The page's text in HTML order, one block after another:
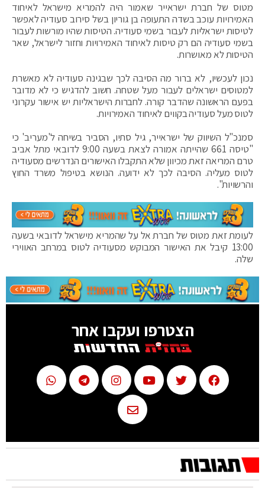
מטוס של חברת ישראייר שאמור היה להמריא מישראל לאיחוד
האמירויות עוכב בשדה התעופה בן גוריון בשל סירוב סעודיה לאפשר
לטיסות ישראליות לעבור בשמי סעודיה. הטיסות שהיו מורשות לעבור
בשמי סעודיה הם רק טיסות לאיחוד האמירויות וחזור לישראל, שאר
הטיסות לא מאושרות.
נכון לעכשיו, לא ברור מה הסיבה לכך שבגינה סעודיה לא מאשרת
למטוסים ישראלים לעבור מעל שטחה. חשוב להדגיש כי לא מדובר
בפעם הראשונה שהדבר קורה. לחברות הישראליות יש אישור עקרוני
לטוס מעל סעודיה בקווים לאיחוד האמירויות.
סמנכ"ל השיווק של ישראייר, גיל סתיו, הסביר בשיחה ל'מעריב' כי
"טיסה 661 שהייתה אמורה לצאת בשעה 9:00 לדובאי מתל אביב
טרם המריאה זאת מכיוון שלא התקבלו האישורים הנדרשים מסעודיה
לטוס מעליה. הסיבה לכך לא ידועה. הנושא בטיפול משרד החוץ
והרשויות".
לעומת זאת מטוס של חברת אל על שהמריא מישראל לדובאי בשעה
13:00 קיבל את האישור המבוקש מסעודיה לטוס במרחב האווירי
שלה.
הצטרפו ועקבו אחר